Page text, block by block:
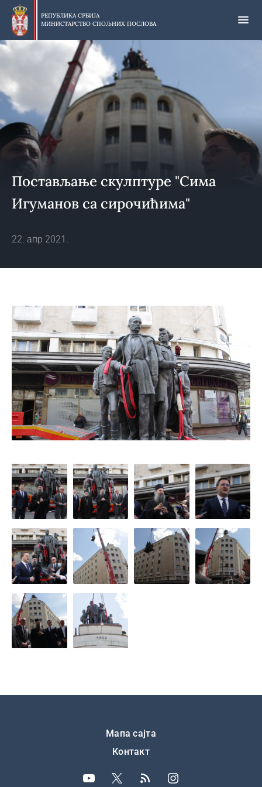
Прескочи
главни
део
садржаја
РЕПУБЛИКА СРБИЈА
МИНИСТАРСТВО СПОЉНИХ ПОСЛОВА
Постављање скулптуре "Сима
Игуманов са сирочићима"
22. апр 2021.
Мапа сајта
Контакт